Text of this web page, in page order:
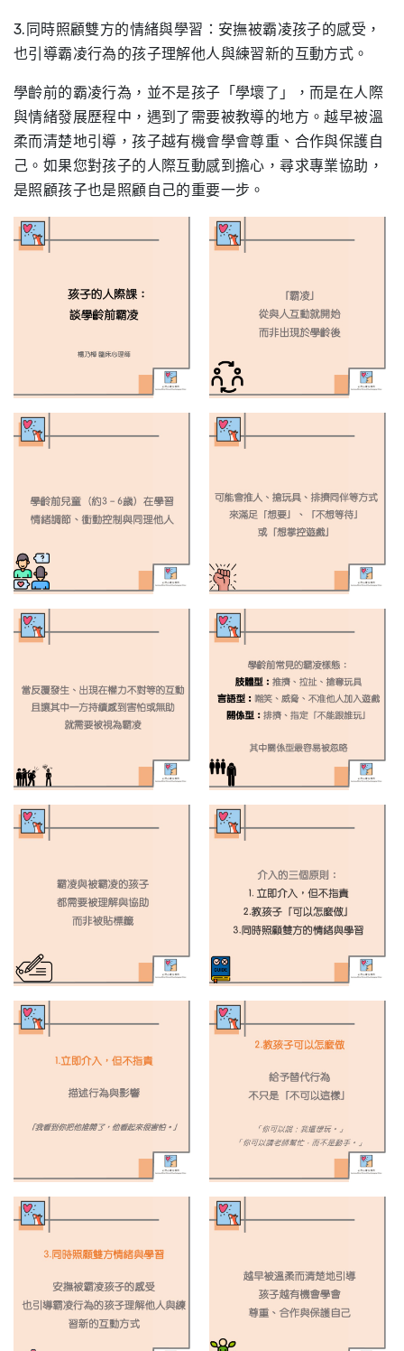
3.同時照顧雙方的情緒與學習：安撫被霸凌孩子的感受，
也引導霸凌行為的孩子理解他人與練習新的互動方式。
學齡前的霸凌行為，並不是孩子「學壞了」，而是在人際
與情緒發展歷程中，遇到了需要被教導的地方。越早被溫
柔而清楚地引導，孩子越有機會學會尊重、合作與保護自
己。如果您對孩子的人際互動感到擔心，尋求專業協助，
是照顧孩子也是照顧自己的重要一步。